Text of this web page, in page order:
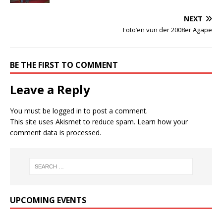
NEXT
Foto’en vun der 2008er Agape
BE THE FIRST TO COMMENT
Leave a Reply
You must be logged in to post a comment.
This site uses Akismet to reduce spam. Learn how your
comment data is processed.
UPCOMING EVENTS